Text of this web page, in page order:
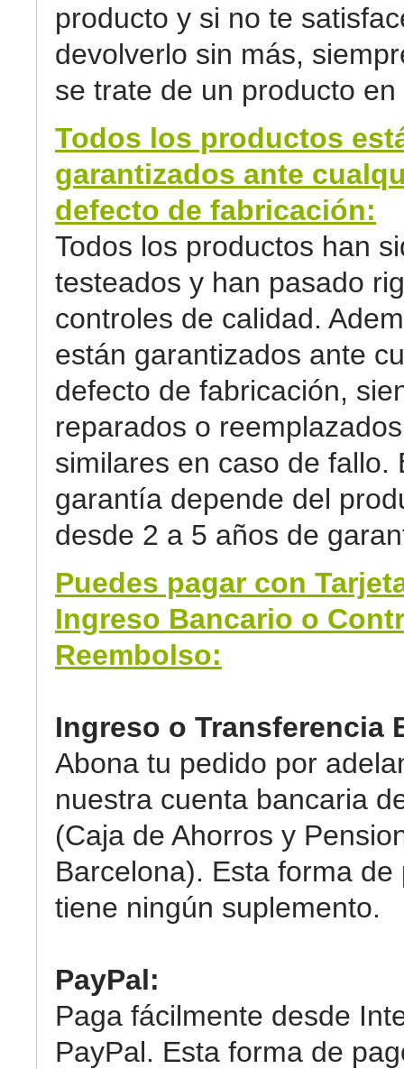
producto y si no te
devolverlo sin más,
se trate de un producto en
Todos los productos
garantizados ante
defecto de fabricación:
Todos los productos han
testeados y han pasado
controles de calidad.
están garantizados ante
defecto de fabricación,
reparados o
similares en caso de fallo.
garantía depende del
desde 2 a 5 años de
Puedes pagar con
Ingreso Bancario o
Reembolso:
Ingreso o Transferencia
Abona tu pedido por
nuestra cuenta bancaria
(Caja de Ahorros y
Barcelona). Esta forma de
tiene ningún suplemento.
PayPal:
Paga fácilmente desde
PayPal. Esta forma de